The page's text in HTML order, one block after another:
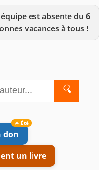
est absente du 6
vacances à tous !
🔍
don
un livre